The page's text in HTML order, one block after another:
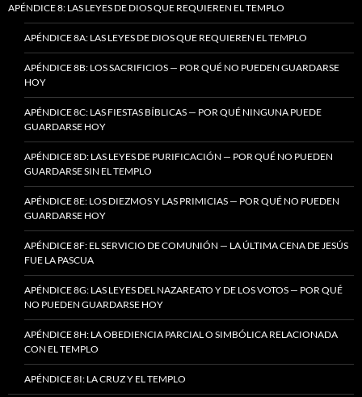
APÉNDICE 8: LAS LEYES DE DIOS QUE REQUIEREN EL TEMPLO
APÉNDICE 8A: LAS LEYES DE DIOS QUE REQUIEREN EL TEMPLO
APÉNDICE 8B: LOS SACRIFICIOS — POR QUÉ NO PUEDEN GUARDARSE
HOY
APÉNDICE 8C: LAS FIESTAS BÍBLICAS — POR QUÉ NINGUNA PUEDE
GUARDARSE HOY
APÉNDICE 8D: LAS LEYES DE PURIFICACIÓN — POR QUÉ NO PUEDEN
GUARDARSE SIN EL TEMPLO
APÉNDICE 8E: LOS DIEZMOS Y LAS PRIMICIAS — POR QUÉ NO PUEDEN
GUARDARSE HOY
APÉNDICE 8F: EL SERVICIO DE COMUNIÓN — LA ÚLTIMA CENA DE JESÚS
FUE LA PASCUA
APÉNDICE 8G: LAS LEYES DEL NAZAREATO Y DE LOS VOTOS — POR QUÉ
NO PUEDEN GUARDARSE HOY
APÉNDICE 8H: LA OBEDIENCIA PARCIAL O SIMBÓLICA RELACIONADA
CON EL TEMPLO
APÉNDICE 8I: LA CRUZ Y EL TEMPLO